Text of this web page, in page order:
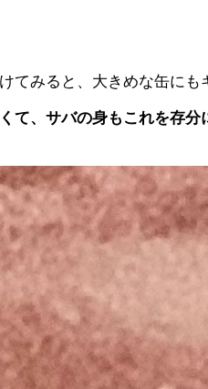
てみると、大きめな缶に
て、サバの身もこれを存分